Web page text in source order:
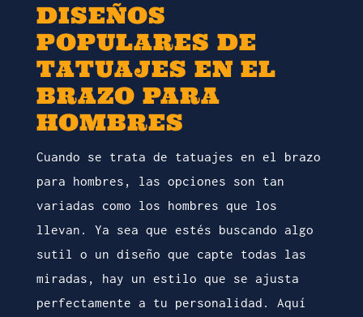
DISEÑOS
POPULARES DE
TATUAJES EN EL
BRAZO PARA
HOMBRES
Cuando se trata de tatuajes en el brazo
para hombres, las opciones son tan
variadas como los hombres que los
llevan. Ya sea que estés buscando algo
sutil o un diseño que capte todas las
miradas, hay un estilo que se ajusta
perfectamente a tu personalidad. Aquí